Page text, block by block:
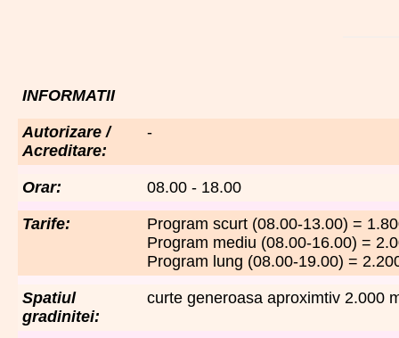
INFORMATII
Autorizare /
Acreditare:
-
Orar: 08.00 - 18.00
Tarife:
Program scurt (08.00-13.00) =
Program mediu (08.00-16.00) =
Program lung (08.00-19.00) =
Spatiul
gradinitei:
curte generoasa aproximtiv 2.000